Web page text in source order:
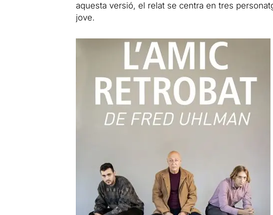
aquesta versió, el relat se centra en tres
jove.